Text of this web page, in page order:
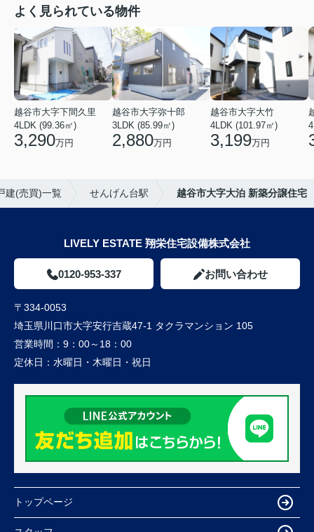
よく見られている物件
越谷市大字下間久里
4LDK (99.36㎡)
3,290万円
越谷市大字弥十郎
3LDK (85.99㎡)
2,880万円
越谷市大字大竹
4LDK (101.97㎡)
3,199万円
建(売買)一覧 せんげん台駅 越谷市大字大泊 新築分譲住宅
LIVELY ESTATE 翔栄住宅設備株式会社
0120-953-337 お問い合わせ
〒334-0053
埼玉県川口市大字安行吉蔵47-1 タクラマンション 105
営業時間： 9：00～18：00
定休日： 水曜日・木曜日・祝日
トップページ